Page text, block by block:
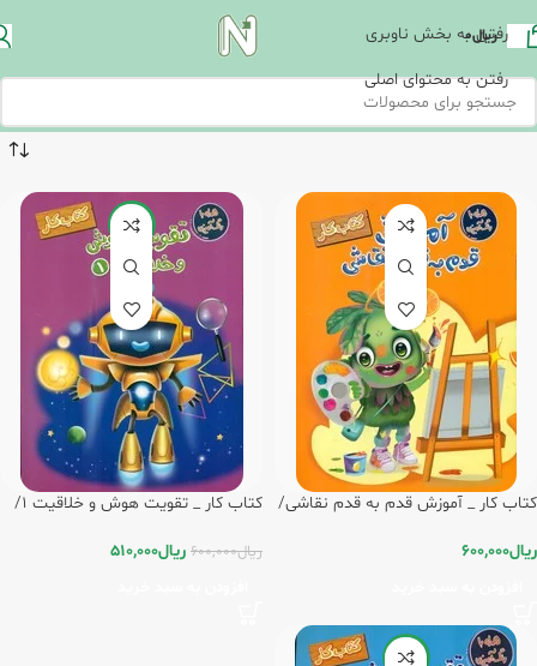
رفتن به بخش ناوبری
رفتن به محتوای اصلی
ریال0
کتاب کار _ آموزش قدم به قدم نقاشی/
ریال600,000
-15%
کتاب کار _ تقویت هوش و خلاقیت 1/
ریال600,000 ریال510,000
-20%